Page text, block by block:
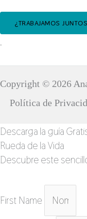
¿TRABAJAMOS
.
Copyright © 2026
Política de
Descarga la guía
Rueda de la Vida
Descubre este
First Name